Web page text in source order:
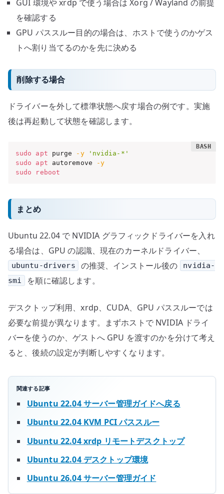
GUI 環境や xrdp で使う場合は Xorg / Wayland の前提
を確認する
GPU パススルー目的の場合は、ホストで使うのかゲス
トへ割り当てるのかを先に決める
削除する場合
ドライバーを外して標準状態へ戻す場合の例です。実施
後は再起動して状態を確認します。
sudo apt purge -y
'nvidia-*'
sudo
apt autoremove
-y
sudo
reboot
まとめ
Ubuntu 22.04 で NVIDIA グラフィックドライバーを入れ
る場合は、GPU の認識、現在のカーネルドライバー、
ubuntu-drivers の推奨、インストール後の
nvidia-
smi
を順に確認します。
デスクトップ利用、xrdp、CUDA、GPU パススルーでは
必要な前提が異なります。まずホストで NVIDIA ドライ
バーを使うのか、ゲストへ GPU を渡すのかを分けて考え
ると、後続の設定が判断しやすくなります。
関連する記事
Ubuntu 22.04 サーバー管理ガイドへ戻る
Ubuntu 22.04 KVM PCI パススルー
Ubuntu 22.04 xrdp リモートデスクトップ
Ubuntu 22.04 デスクトップ環境
Ubuntu 26.04 サーバー管理ガイド